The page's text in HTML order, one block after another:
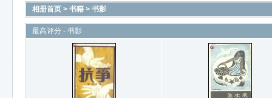
相册首页 > 书籍 > 书影
最高评分 - 书影